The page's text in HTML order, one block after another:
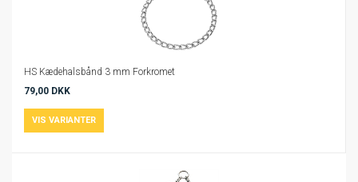
HS Kædehalsbånd 3 mm Forkromet
79,00 DKK